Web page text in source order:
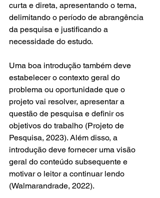
curta e direta, apresentando o tema,
delimitando o período de abrangência
da pesquisa e justificando a
necessidade do estudo.
Uma boa introdução também deve
estabelecer o contexto geral do
problema ou oportunidade que o
projeto vai resolver, apresentar a
questão de pesquisa e definir os
objetivos do trabalho (Projeto de
Pesquisa, 2023). Além disso, a
introdução deve fornecer uma visão
geral do conteúdo subsequente e
motivar o leitor a continuar lendo
(Walmarandrade, 2022).